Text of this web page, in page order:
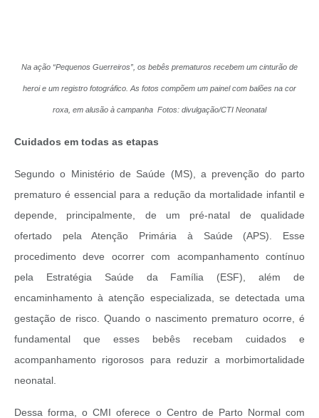
Na ação “Pequenos Guerreiros”, os bebês prematuros recebem um cinturão de
heroi e um registro fotográfico. As fotos compõem um painel com balões na cor
roxa, em alusão à campanha Fotos: divulgação/CTI Neonatal
Cuidados em todas as etapas
Segundo o Ministério de Saúde (MS), a prevenção do parto
prematuro é essencial para a redução da mortalidade infantil e
depende, principalmente, de um pré-natal de qualidade
ofertado pela Atenção Primária à Saúde (APS). Esse
procedimento deve ocorrer com acompanhamento contínuo
pela Estratégia Saúde da Família (ESF), além de
encaminhamento à atenção especializada, se detectada uma
gestação de risco. Quando o nascimento prematuro ocorre, é
fundamental que esses bebês recebam cuidados e
acompanhamento rigorosos para reduzir a morbimortalidade
neonatal.
Dessa forma, o CMI oferece o Centro de Parto Normal com